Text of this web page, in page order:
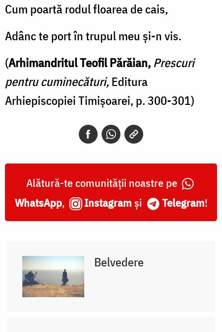
Cum poartă rodul floarea de cais,
Adânc te port în trupul meu şi-n vis.
(Arhimandritul Teofil Părăian, Prescuri
pentru cuminecături,Editura
Arhiepiscopiei Timișoarei, p. 300-301)
Alătură-te comunității noastre pe
WhatsApp, Instagram și Telegram!
Belvedere